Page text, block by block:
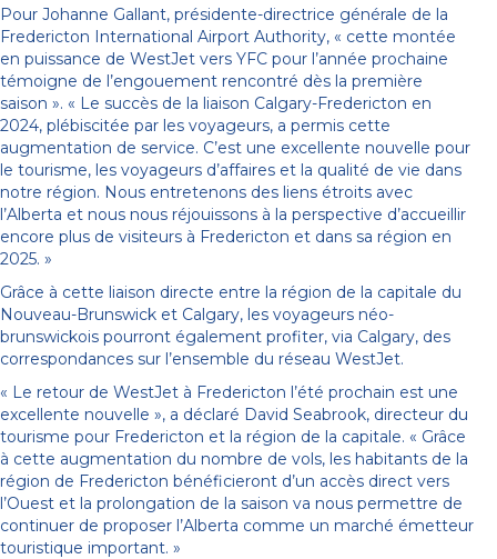
Pour Johanne Gallant, présidente-directrice générale de la
Fredericton International Airport Authority, « cette montée
en puissance de WestJet vers YFC pour l’année prochaine
témoigne de l’engouement rencontré dès la première
saison ». « Le succès de la liaison Calgary-Fredericton en
2024, plébiscitée par les voyageurs, a permis cette
augmentation de service. C’est une excellente nouvelle pour
le tourisme, les voyageurs d’affaires et la qualité de vie dans
notre région. Nous entretenons des liens étroits avec
l’Alberta et nous nous réjouissons à la perspective d’accueillir
encore plus de visiteurs à Fredericton et dans sa région en
2025. »
Grâce à cette liaison directe entre la région de la capitale du
Nouveau-Brunswick et Calgary, les voyageurs néo-
brunswickois pourront également profiter, via Calgary, des
correspondances sur l’ensemble du réseau WestJet.
« Le retour de WestJet à Fredericton l’été prochain est une
excellente nouvelle », a déclaré David Seabrook, directeur du
tourisme pour Fredericton et la région de la capitale. « Grâce
à cette augmentation du nombre de vols, les habitants de la
région de Fredericton bénéficieront d’un accès direct vers
l’Ouest et la prolongation de la saison va nous permettre de
continuer de proposer l’Alberta comme un marché émetteur
touristique important. »